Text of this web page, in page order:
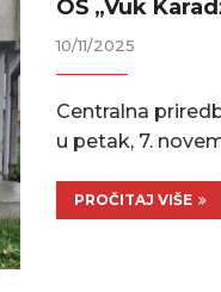
OŠ „Vuk
10/11/2025
Centralna
u petak, 7.
PROČITAJ VIŠE